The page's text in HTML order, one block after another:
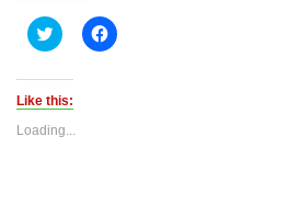
Click
to
(Opens
in
new
Click
to
Like this:
Loading...